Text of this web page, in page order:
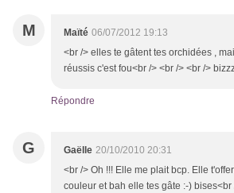
M Maïté 06/07/2012 19:13
<br /> elles te gâtent tes orchidées ,
réussis c'est fou<br /> <br /> <br />
Répondre
G Gaëlle 20/10/2010 20:31
<br /> Oh !!! Elle me plait bcp. Elle
couleur et bah elle tes gâte :-) bises<br